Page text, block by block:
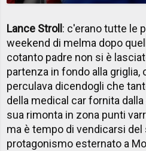
Lance Stroll : c'erano tutte le
weekend di melma dopo
cotanto padre non si è
partenza in fondo alla griglia,
perculava dicendogli che
della medical car fornita
sua rimonta in zona punti
ma è tempo di vendicarsi
protagonismo esternato a